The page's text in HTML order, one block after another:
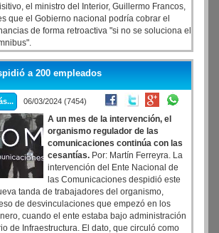
el ministro del Interior, Guillermo Francos,
que el Gobierno nacional podría cobrar el
de forma retroactiva "si no se soluciona el
a 200 empleados
06/03/2024 (7454)
A un mes de la intervención, el
organismo regulador de las
comunicaciones continúa con las
cesantías. Por: Martín Ferreyra. La
intervención del Ente Nacional de
las Comunicaciones despidió este
tanda de trabajadores del organismo,
de desvinculaciones que empezó en los
cuando el ente estaba bajo administración
de Infraestructura. El dato, que circuló como